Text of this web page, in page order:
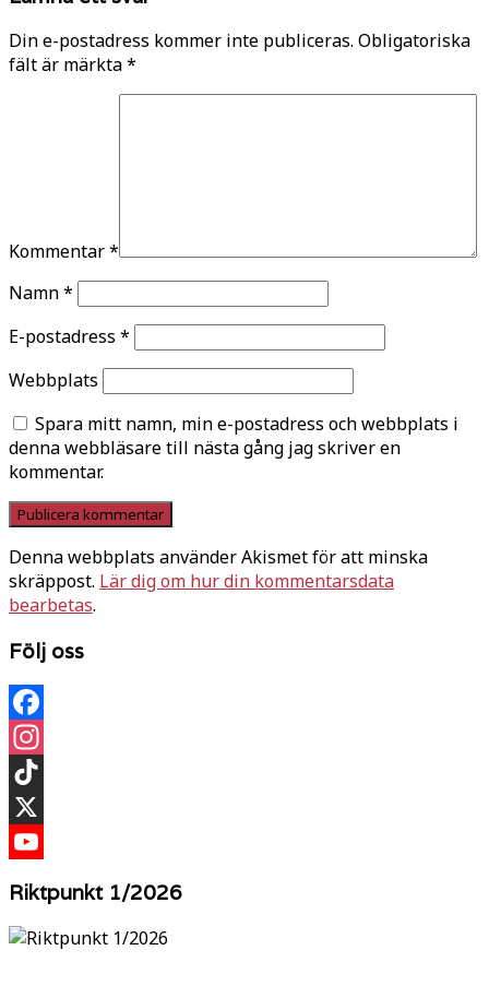
Din e-postadress kommer inte publiceras. Obligatoriska
fält är märkta*
Kommentar*
Namn*
E-postadress *
Webbplats
Spara mitt namn, min e-postadress och webbplats i
denna webbläsare till nästa gång jag skriver en
kommentar.
Denna webbplats använder Akismet för att minska
skräppost. Lär dig om hur din kommentarsdata
bearbetas.
Följ oss
Facebook
Instagram
TikTok
X
Riktpunkt 1/2026